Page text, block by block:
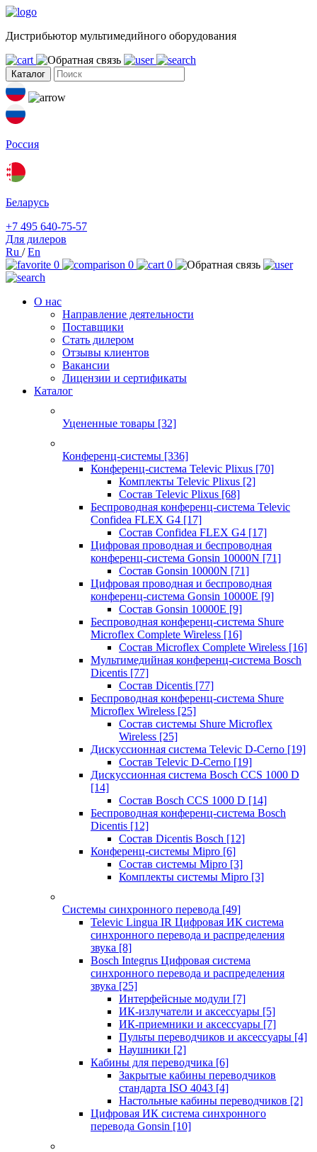
Дистрибьютор мультимедийного оборудования
Каталог
Россия
Беларусь
+7 495 640-75-57
Для дилеров
Ru /En
0
0 0
О нас
Направление деятельности
Поставщики
Стать дилером
Отзывы клиентов
Вакансии
Лицензии и сертификаты
Каталог
Уцененные товары [32]
Конференц-системы [336]
Конференц-система Televic Plixus [70]
Комплекты Televic Plixus [2]
Состав Televic Plixus [68]
Беспроводная конференц-система Televic
Confidea FLEX G4 [17]
Состав Confidea FLEX G4 [17]
Цифровая проводная и беспроводная
конференц-система Gonsin 10000N [71]
Состав Gonsin 10000N [71]
Цифровая проводная и беспроводная
конференц-система Gonsin 10000E [9]
Состав Gonsin 10000E [9]
Беспроводная конференц-система Shure
Microflex Complete Wireless [16]
Состав Microflex Complete Wireless [16]
Мультимедийная конференц-система Bosch
Dicentis [77]
Состав Dicentis [77]
Беспроводная конференц-система Shure
Microflex Wireless [25]
Состав системы Shure Microflex
Wireless [25]
Дискуссионная система Televic D-Cerno [19]
Состав Televic D-Cerno [19]
Дискуссионная система Bosch CCS 1000 D
[14]
Состав Bosch CCS 1000 D [14]
Беспроводная конференц-система Bosch
Dicentis [12]
Состав Dicentis Bosch [12]
Конференц-системы Mipro [6]
Состав системы Mipro [3]
Комплекты системы Mipro [3]
Системы синхронного перевода [49]
Televic Lingua IR Цифровая ИК система
синхронного перевода и распределения
звука [8]
Bosch Integrus Цифровая система
синхронного перевода и распределения
звука [25]
Интерфейсные модули [7]
ИК-излучатели и аксессуары [5]
ИК-приемники и аксессуары [7]
Пульты переводчиков и аксессуары [4]
Наушники [2]
Кабины для переводчика [6]
Закрытые кабины переводчиков
стандарта ISO 4043 [4]
Настольные кабины переводчиков [2]
Цифровая ИК система синхронного
перевода Gonsin [10]